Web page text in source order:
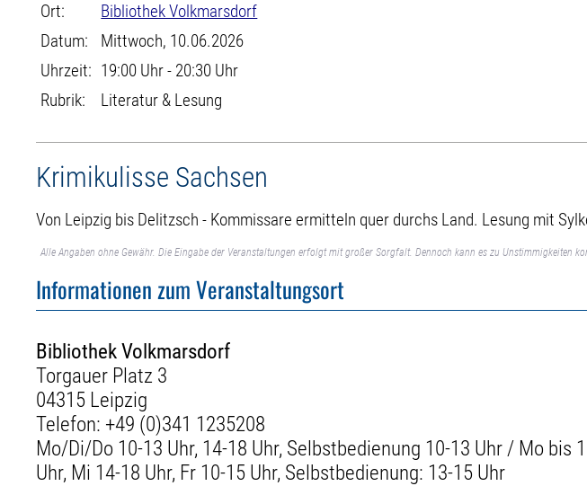
Ort:
Bibliothek Volkmarsdorf
Datum:
Mittwoch, 10.06.2026
Uhrzeit: 19:00 Uhr - 20:30 Uhr
Rubrik:
Literatur & Lesung
Krimikulisse Sachsen
Von Leipzig bis Delitzsch - Kommissare ermitteln quer durchs Land. Lesung mit
Alle Angaben ohne Gewähr. Die Eingabe der Veranstaltungen erfolgt mit großer Sorgfalt. Dennoch kann es zu Unstimmigkeiten
Informationen zum Veranstaltungsort
Bibliothek Volkmarsdorf
Torgauer Platz 3
04315 Leipzig
Telefon: +49 (0)341 1235208
Mo/Di/Do 10-13 Uhr, 14-18 Uhr, Selbstbedienung 10-13 Uhr / Mo bis
Uhr, Mi 14-18 Uhr, Fr 10-15 Uhr, Selbstbedienung: 13-15 Uhr